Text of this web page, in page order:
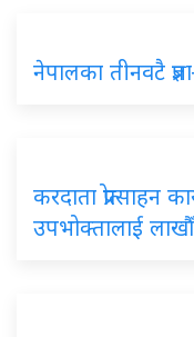
नेपालका तीनवटै
करदाता प्रोत्साहन
उपभोक्तालाई